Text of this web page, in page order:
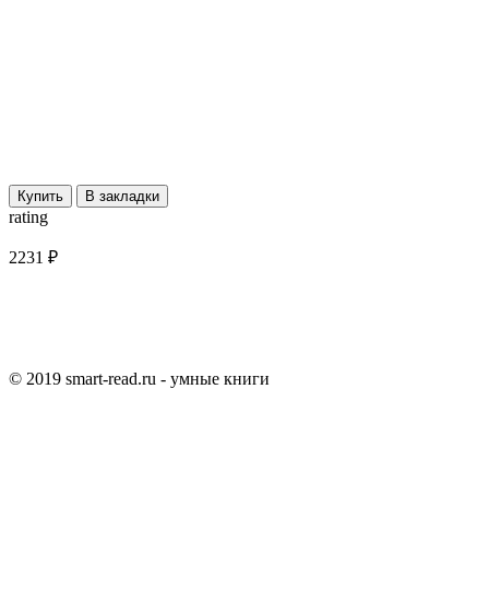
Купить В закладки
rating
2231 ₽
© 2019 smart-read.ru - умные книги